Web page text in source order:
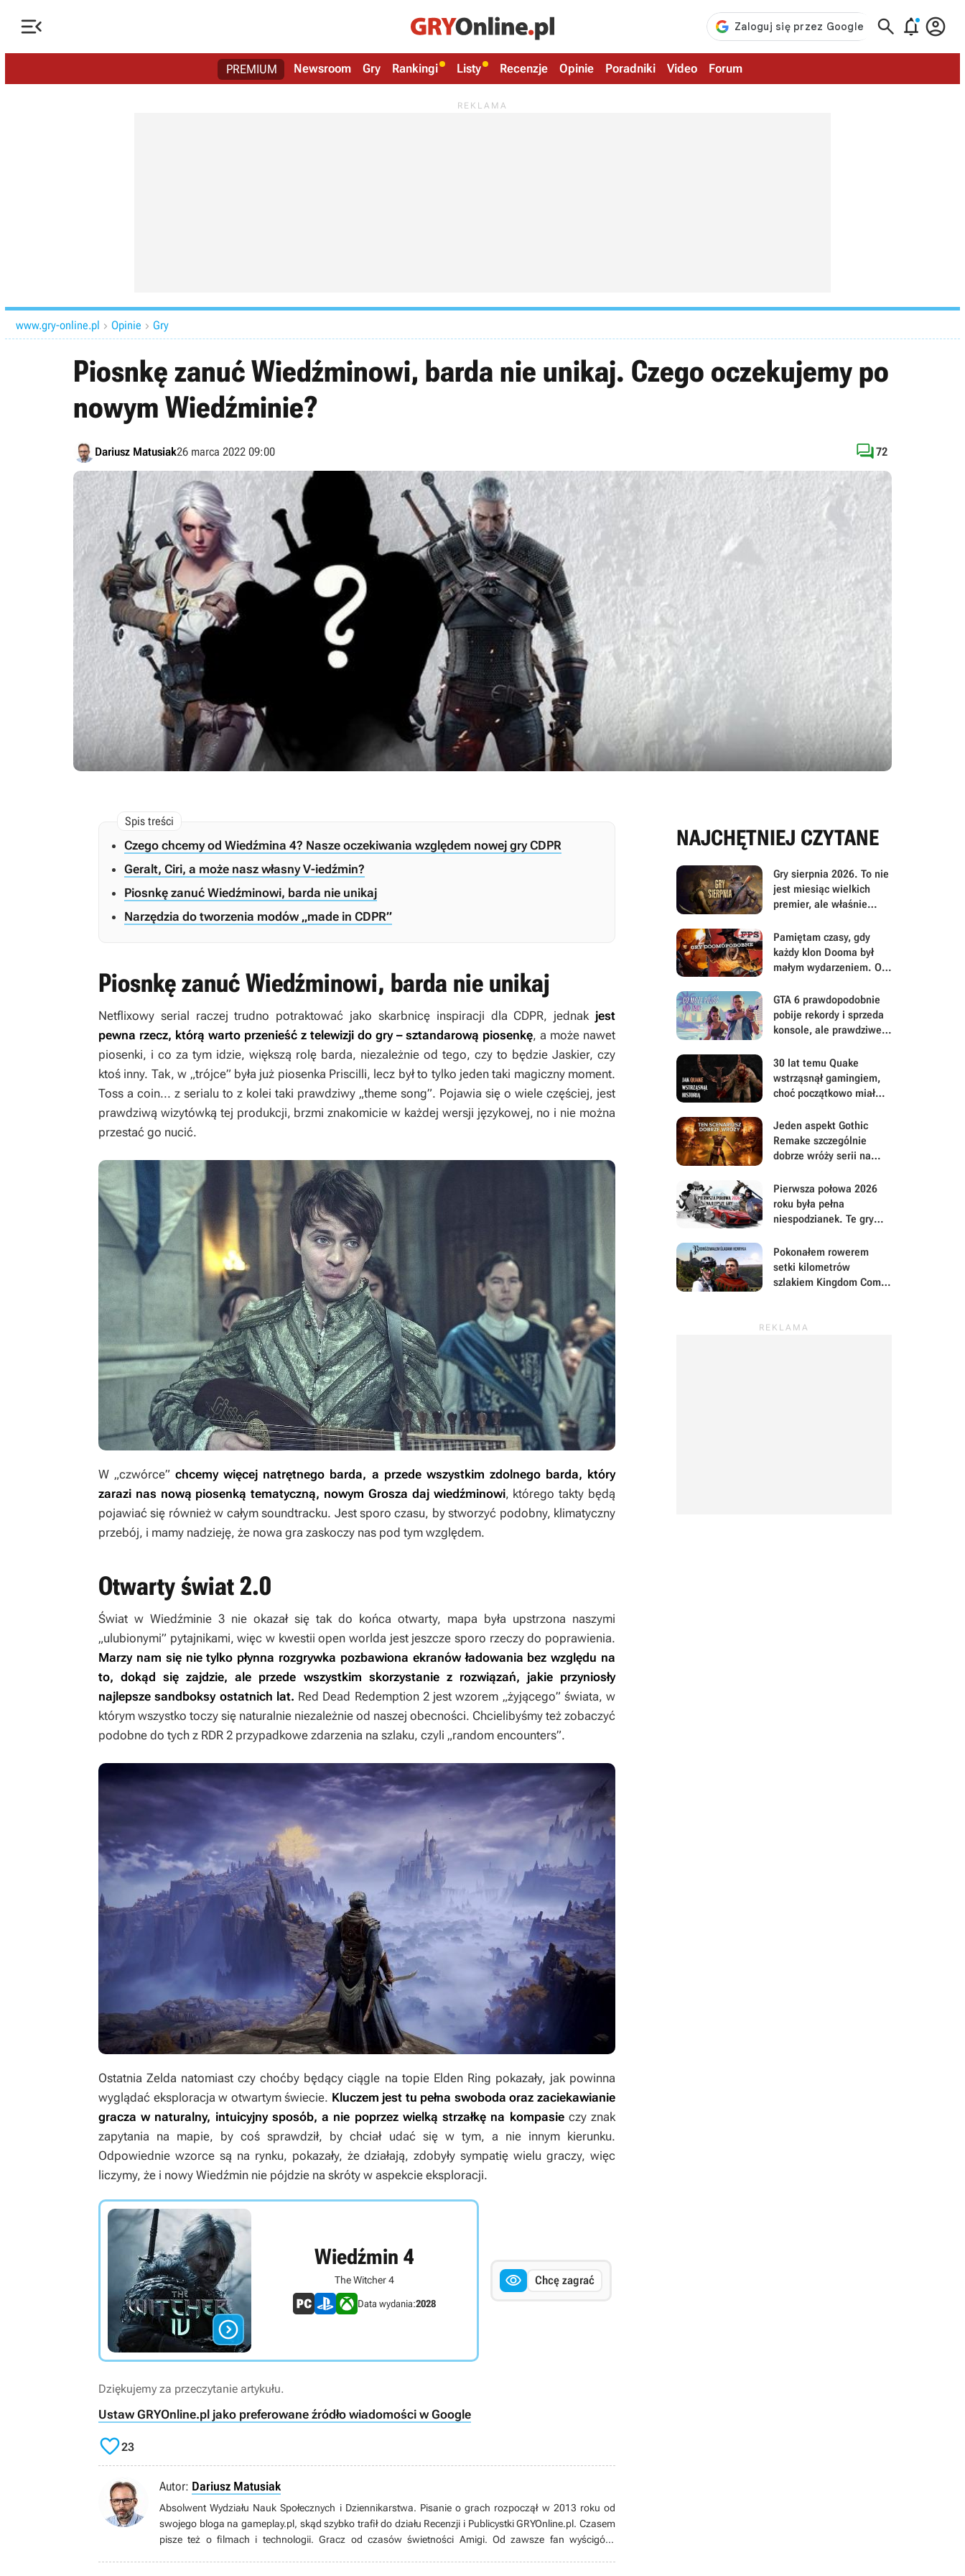
   
PREMIUM Newsroom Gry Rankingi Listy Recenzje Opinie Poradniki Video Forum
www.gry-online.pl  Opinie  Gry
Piosnkę zanuć Wiedźminowi, barda nie unikaj. Czego oczekujemy po
nowym Wiedźminie?
Dariusz Matusiak26 marca 2022 09:00 72
Czego chcemy od Wiedźmina 4? Nasze oczekiwania względem nowej gry CDPR
Geralt, Ciri, a może nasz własny V-iedźmin?
Piosnkę zanuć Wiedźminowi, barda nie unikaj
Narzędzia do tworzenia modów „made in CDPR”
Piosnkę zanuć Wiedźminowi, barda nie unikaj
Netflixowy serial raczej trudno potraktować jako skarbnicę inspiracji dla CDPR, jednak jest
pewna rzecz, którą warto przenieść z telewizji do gry – sztandarową piosenkę, a może nawet
piosenki, i co za tym idzie, większą rolę barda, niezależnie od tego, czy to będzie Jaskier, czy
ktoś inny. Tak, w „trójce” była już piosenka Priscilli, lecz był to tylko jeden taki magiczny moment.
Toss a coin... z serialu to z kolei taki prawdziwy „theme song”. Pojawia się o wiele częściej, jest
prawdziwą wizytówką tej produkcji, brzmi znakomicie w każdej wersji językowej, no i nie można
przestać go nucić.
W „czwórce”chcemy więcej natrętnego barda, a przede wszystkim zdolnego barda, który
zarazi nas nową piosenką tematyczną, nowym Grosza daj wiedźminowi, którego takty będą
pojawiać się również w całym soundtracku. Jest sporo czasu, by stworzyć podobny, klimatyczny
przebój, i mamy nadzieję, że nowa gra zaskoczy nas pod tym względem.
Otwarty świat 2.0
Świat w Wiedźminie 3 nie okazał się tak do końca otwarty, mapa była upstrzona naszymi
„ulubionymi” pytajnikami, więc w kwestii open worlda jest jeszcze sporo rzeczy do poprawienia.
Marzy nam się nie tylko płynna rozgrywka pozbawiona ekranów ładowania bez względu na
to, dokąd się zajdzie, ale przede wszystkim skorzystanie z rozwiązań, jakie przyniosły
najlepsze sandboksy ostatnich lat. Red Dead Redemption 2jest wzorem „żyjącego” świata, w
którym wszystko toczy się naturalnie niezależnie od naszej obecności. Chcielibyśmy też zobaczyć
podobne do tych z RDR 2 przypadkowe zdarzenia na szlaku, czyli „random encounters”.
OstatniaZelda natomiast czy choćby będący ciągle na topie Elden Ring pokazały, jak powinna
wyglądać eksploracja w otwartym świecie. Kluczem jest tu pełna swoboda oraz zaciekawianie
gracza w naturalny, intuicyjny sposób, a nie poprzez wielką strzałkę na kompasieczy znak
zapytania na mapie, by coś sprawdził, by chciał udać się w tym, a nie innym kierunku.
Odpowiednie wzorce są na rynku, pokazały, że działają, zdobyły sympatię wielu graczy, więc
liczymy, że i nowy Wiedźmin nie pójdzie na skróty w aspekcie eksploracji.

Wiedźmin 4
The Witcher 4
Data wydania:2028
 Chcę zagrać
NAJCHĘTNIEJ CZYTANE
Gry sierpnia 2026. To nie
jest miesiąc wielkich
premier, ale właśnie
mu się uważniej
Pamiętam czasy, gdy
każdy klon Dooma był
małym wydarzeniem. Oto
FPS-y lat 90.
GTA 6 prawdopodobnie
pobije rekordy i sprzeda
konsole, ale prawdziwe
będą musieli mu
wybaczyć
30 lat temu Quake
wstrząsnął gamingiem,
choć początkowo miał
Jeden aspekt Gothic
Remake szczególnie
dobrze wróży serii na
mają powody do dumy
Pierwsza połowa 2026
roku była pełna
niespodzianek. Te gry
uwagę i Wasz czas
Pokonałem rowerem
setki kilometrów
szlakiem Kingdom Come:
śladów Henryka ze
Dziękujemy za przeczytanie artykułu.
Ustaw GRYOnline.pl jako preferowane źródło wiadomości w Google
23
Autor: Dariusz Matusiak
Absolwent Wydziału Nauk Społecznych i Dziennikarstwa. Pisanie o grach rozpoczął w 2013 roku od
swojego bloga na gameplay.pl, skąd szybko trafił do działu Recenzji i Publicystki GRYOnline.pl. Czasem
pisze też o filmach i technologii. Gracz od czasów świetności Amigi. Od zawsze fan wyścigów,